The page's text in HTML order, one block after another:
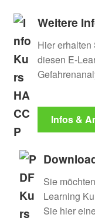
Weitere
Hier erhalten
diesen E-
Infos &
Sie
Learning
Sie hier